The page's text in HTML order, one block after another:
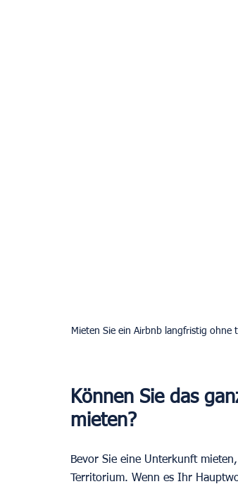
Mieten Sie ein Airbnb langfristig ohne
Können Sie das
mieten?
Bevor Sie eine Unterkunft
Territorium. Wenn es Ihr